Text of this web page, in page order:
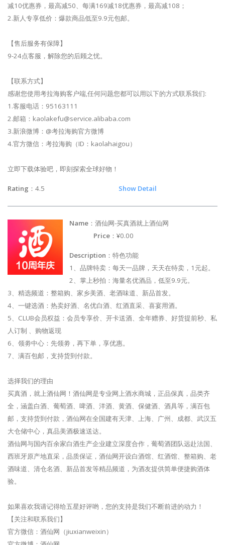
减10优惠券，最高减50、每满169减18优惠券，最高减108；
2.新人专享低价：爆款商品低至9.9元包邮。
【售后服务有保障】
9-24点客服，解除您的后顾之忧。
【联系方式】
感谢您使用考拉海购客户端,任何问题您都可以用以下的方式联系我们:
1.客服电话：95163111
2.邮箱： kaolakefu@service.alibaba.com
3.新浪微博：@考拉海购官方微博
4.官方微信：考拉海购（ID：kaolahaigou）
立即下载体验吧，即刻探索全球好物！
Rating ：4.5 Show Detail
Name ：酒仙网-买真酒就上酒仙网
Price ：¥0.00
Description ：特色功能
1、品牌特卖：每天一品牌，天天在特卖，1元起。
2、掌上秒拍：海量名优酒品，低至9.9元。
3、精选频道：整箱购、家乡美酒、老酒味道、新品首发。
4、一键选酒：热卖好酒、名优白酒、红酒直采、喜宴用酒。
5、CLUB会员权益：会员专享价、开卡送酒、全年赠券、好货提前秒、私
人订制 、购物返现
6、领劵中心：先领劵，再下单，享优惠。
7、满百包邮，支持货到付款。
选择我们的理由
买真酒，就上酒仙网！酒仙网是专业网上酒水商城，正品保真，品类齐
全，涵盖白酒、葡萄酒、啤酒、洋酒、黄酒、保健酒、酒具等，满百包
邮，支持货到付款，酒仙网在全国建有天津、上海、广州、成都、武汉五
大仓储中心，真品美酒极速送达。
酒仙网与国内百余家白酒生产企业建立深度合作，葡萄酒团队远赴法国、
西班牙原产地直采，品质保证，酒仙网开设白酒馆、红酒馆、整箱购、老
酒味道、清仓名酒、新品首发等精品频道，为酒友提供简单便捷购酒体
验。
如果喜欢我请记得给五星好评哟，您的支持是我们不断前进的动力！
【关注和联系我们】
官方微信：酒仙网（jiuxianweixin）